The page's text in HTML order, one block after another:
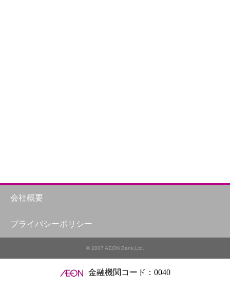
会社概要
プライバシーポリシー
© 2007 AEON Bank,Ltd.
金融機関コード：0040